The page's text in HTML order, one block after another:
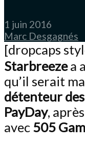
1 juin 2016
Marc Desgagnés
[dropcaps
Starbreezea
qu’il serait
détenteur
PayDay,
avec 505